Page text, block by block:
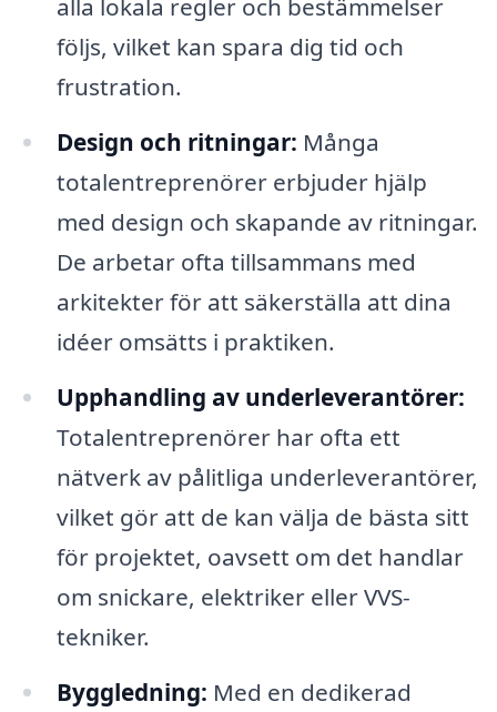
alla lokala regler och bestämmelser
följs, vilket kan spara dig tid och
frustration.
Design och ritningar: Många
totalentreprenörer erbjuder hjälp
med design och skapande av ritningar.
De arbetar ofta tillsammans med
arkitekter för att säkerställa att dina
idéer omsätts i praktiken.
Upphandling av underleverantörer:
Totalentreprenörer har ofta ett
nätverk av pålitliga underleverantörer,
vilket gör att de kan välja de bästa sitt
för projektet, oavsett om det handlar
om snickare, elektriker eller VVS-
tekniker.
Byggledning: Med en dedikerad